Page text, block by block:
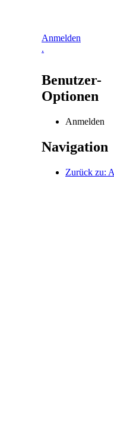
Anmelden
.
Benutzer-
Optionen
Anmelden
Navigation
Zurück zu: